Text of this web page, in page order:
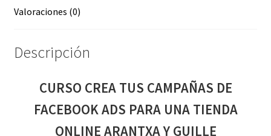
ONLINE
GUILLE
Valoraciones (0)
Descripción
CURSO CREA TUS CAMPAÑAS DE
FACEBOOK ADS PARA UNA TIENDA
ONLINE ARANTXA Y GUILLE